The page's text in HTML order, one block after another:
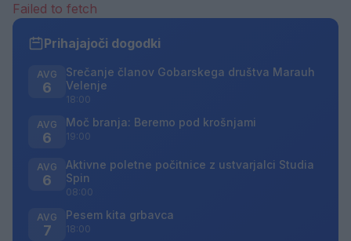
Failed to fetch
Prihajajoči dogodki
AVG
6
Srečanje članov Gobarskega društva Marauh
Velenje
18:00
AVG
6
Moč branja: Beremo pod krošnjami
19:00
AVG
6
Aktivne poletne počitnice z ustvarjalci Studia
Spin
08:00
AVG
7
Pesem kita grbavca
18:00